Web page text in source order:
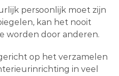
persoonlijk moet zijn
kan het nooit
worden door anderen.
op het verzamelen
in veel